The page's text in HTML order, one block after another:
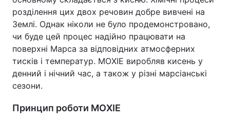
розділення цих двох речовин добре вивчені на
Землі. Однак ніколи не було продемонстровано,
чи буде цей процес надійно працювати на
поверхні Марса за відповідних атмосферних
тисків і температур. MOXIE виробляв кисень у
денний і нічний час, а також у різні марсіанські
сезони.
Принцип роботи MOXIE